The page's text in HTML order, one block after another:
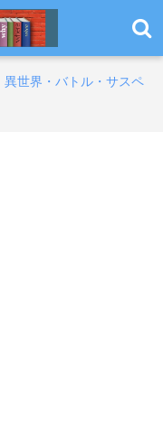
異世界・バトル・サスペ